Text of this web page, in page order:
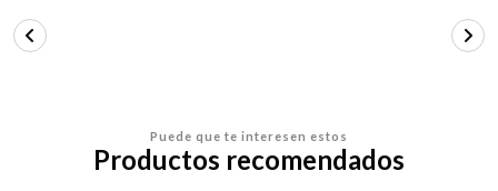
Puede que te interesen estos
Productos recomendados